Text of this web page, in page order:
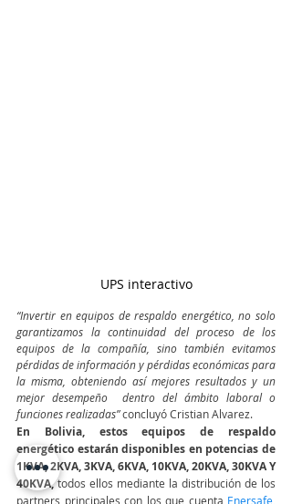
UPS interactivo
“Invertir en equipos de respaldo energético, no solo
garantizamos la continuidad del proceso de los
equipos de la compañía, sino también evitamos
pérdidas de información y pérdidas económicas para
la misma, obteniendo así mejores resultados y un
mejor desempeño  dentro del ámbito laboral o
funciones realizadas” concluyó Cristian Alvarez.
En Bolivia, estos equipos de respaldo
energético estarán disponibles en potencias de
1KVA, 2KVA, 3KVA, 6KVA, 10KVA, 20KVA, 30KVA Y
40KVA, todos ellos mediante la distribución de los
partners principales con los que cuenta Enersafe,